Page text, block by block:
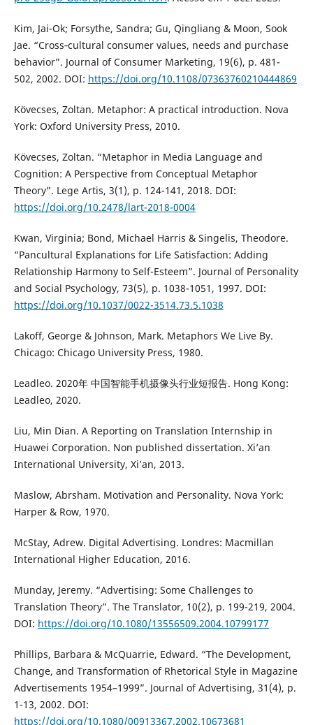
Kim, Jai-Ok; Forsythe, Sandra; Gu, Qingliang & Moon, Sook
Jae. “Cross‐cultural consumer values, needs and purchase
behavior”. Journal of Consumer Marketing, 19(6), p. 481-
502, 2002. DOI: https://doi.org/10.1108/07363760210444869
Kövecses, Zoltan. Metaphor: A practical introduction. Nova
York: Oxford University Press, 2010.
Kövecses, Zoltan. “Metaphor in Media Language and
Cognition: A Perspective from Conceptual Metaphor
Theory”. Lege Artis, 3(1), p. 124-141, 2018. DOI:
https://doi.org/10.2478/lart-2018-0004
Kwan, Virginia; Bond, Michael Harris & Singelis, Theodore.
“Pancultural Explanations for Life Satisfaction: Adding
Relationship Harmony to Self-Esteem”. Journal of Personality
and Social Psychology, 73(5), p. 1038-1051, 1997. DOI:
https://doi.org/10.1037/0022-3514.73.5.1038
Lakoff, George & Johnson, Mark. Metaphors We Live By.
Chicago: Chicago University Press, 1980.
Leadleo. 2020年 中国智能手机摄像头行业短报告. Hong Kong:
Leadleo, 2020.
Liu, Min Dian. A Reporting on Translation Internship in
Huawei Corporation. Non published dissertation. Xi’an
International University, Xi’an, 2013.
Maslow, Abrsham. Motivation and Personality. Nova York:
Harper & Row, 1970.
McStay, Adrew. Digital Advertising. Londres: Macmillan
International Higher Education, 2016.
Munday, Jeremy. “Advertising: Some Challenges to
Translation Theory”. The Translator, 10(2), p. 199-219, 2004.
DOI: https://doi.org/10.1080/13556509.2004.10799177
Phillips, Barbara & McQuarrie, Edward. “The Development,
Change, and Transformation of Rhetorical Style in Magazine
Advertisements 1954–1999”. Journal of Advertising, 31(4), p.
1-13, 2002. DOI:
https://doi.org/10.1080/00913367.2002.10673681